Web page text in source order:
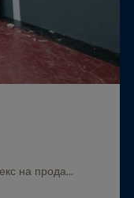
на прода...